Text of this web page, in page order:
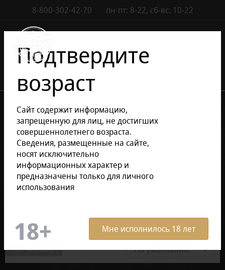
8-800-302-42-70 пн-пт: 8-22, сб-вс: 10-22
Наборы аксессуаров для сигар настольные
Наборы аксессуаров для сигар настольные
Уточнить раздел
Подтвердите
возраст
Сайт содержит информацию,
запрещенную для лиц, не достигших
совершеннолетнего возраста.
Сведения, размещенные на сайте,
носят исключительно
информационных характер и
предназначены только для личного
использования
Мне исполнилось 18 лет
Наборы аксессуаров для сигар
настольные
Фильтр По умолчанию